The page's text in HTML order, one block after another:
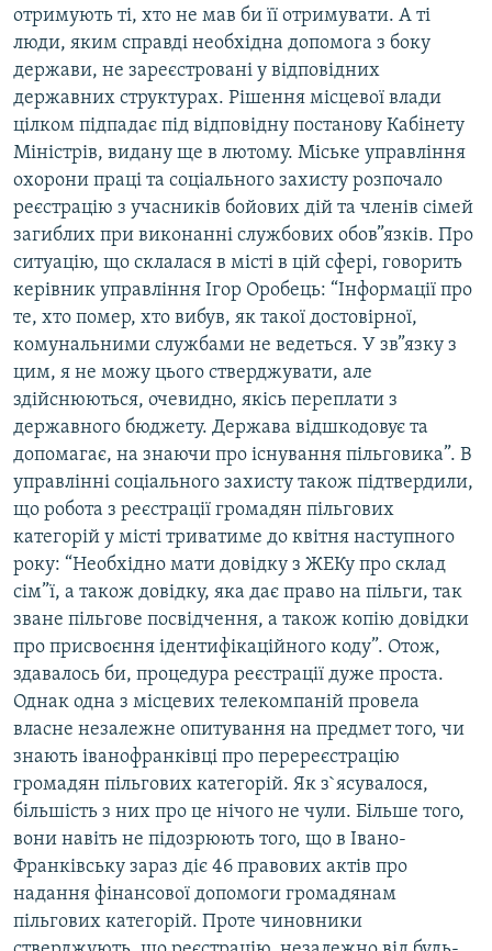
отримують ті, хто не мав би її отримувати. А ті
люди, яким справді необхідна допомога з боку
держави, не зареєстровані у відповідних
державних структурах. Рішення місцевої влади
цілком підпадає під відповідну постанову Кабінету
Міністрів, видану ще в лютому. Міське управління
охорони праці та соціального захисту розпочало
реєстрацію з учасників бойових дій та членів сімей
загиблих при виконанні службових обов”язків. Про
ситуацію, що склалася в місті в цій сфері, говорить
керівник управління Ігор Оробець: “Інформації про
те, хто помер, хто вибув, як такої достовірної,
комунальними службами не ведеться. У зв”язку з
цим, я не можу цього стверджувати, але
здійснюються, очевидно, якісь переплати з
державного бюджету. Держава відшкодовує та
допомагає, на знаючи про існування пільговика”. В
управлінні соціального захисту також підтвердили,
що робота з реєстрації громадян пільгових
категорій у місті триватиме до квітня наступного
року: “Необхідно мати довідку з ЖЕКу про склад
сім”ї, а також довідку, яка дає право на пільги, так
зване пільгове посвідчення, а також копію довідки
про присвоєння ідентифікаційного коду”. Отож,
здавалось би, процедура реєстрації дуже проста.
Однак одна з місцевих телекомпаній провела
власне незалежне опитування на предмет того, чи
знають іванофранківці про перереєстрацію
громадян пільгових категорій. Як з`ясувалося,
більшість з них про це нічого не чули. Більше того,
вони навіть не підозрюють того, що в Івано-
Франківську зараз діє 46 правових актів про
надання фінансової допомоги громадянам
пільгових категорій. Проте чиновники